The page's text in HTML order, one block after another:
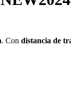
. Con distancia de